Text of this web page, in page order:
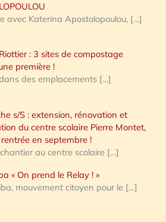
avec Katerina Apostolopoulou, […]
: 3 sites de compostage
première !
des emplacements […]
s/S : extension, rénovation et
du centre scolaire Pierre Montet,
en septembre !
au centre scolaire […]
« On prend le Relay ! »
mouvement citoyen pour le […]